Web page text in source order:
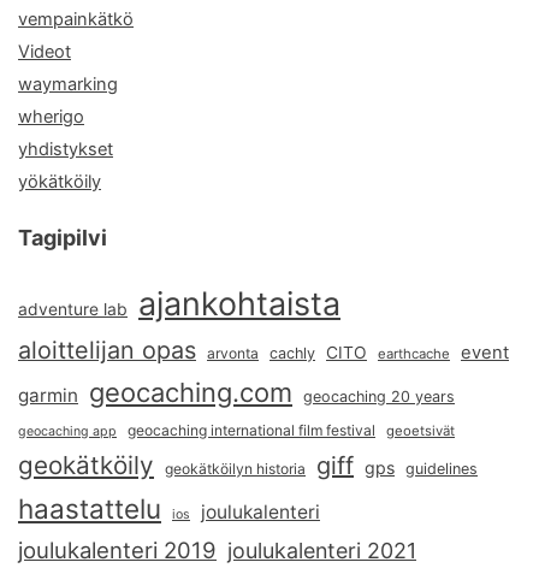
vempainkätkö
Videot
waymarking
wherigo
yhdistykset
yökätköily
Tagipilvi
adventure lab ajankohtaista
aloittelijan opas arvonta cachly CITO earthcache event
garmin geocaching.com geocaching 20 years
geocaching app geocaching international film festival geoetsivät
geokätköily geokätköilyn historia giff gps guidelines
haastattelu ios joulukalenteri
joulukalenteri 2019 joulukalenteri 2021